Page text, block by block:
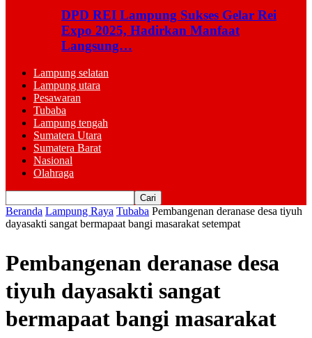
DPD REI Lampung Sukses Gelar Rei
Expo 2025, Hadirkan Manfaat
Langsung…
Lampung selatan
Lampung utara
Pesawaran
Tubaba
Lampung tengah
Sumatera Utara
Sumatera Barat
Nasional
Olahraga
Beranda Lampung Raya Tubaba Pembangenan deranase desa tiyuh
dayasakti sangat bermapaat bangi masarakat setempat
Pembangenan deranase desa
tiyuh dayasakti sangat
bermapaat bangi masarakat